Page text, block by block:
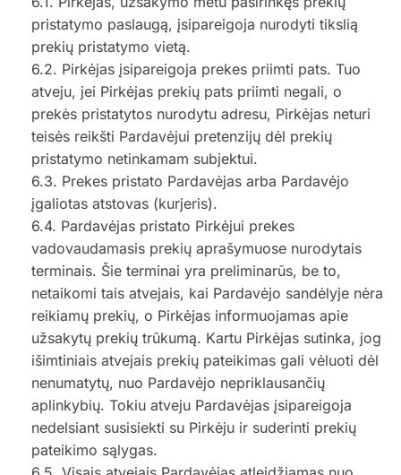
pristatymo paslaugą, įsipareigoja nurodyti tikslią
prekių pristatymo vietą.
6.2. Pirkėjas įsipareigoja prekes priimti pats. Tuo
atveju, jei Pirkėjas prekių pats priimti negali, o
prekės pristatytos nurodytu adresu, Pirkėjas neturi
teisės reikšti Pardavėjui pretenzijų dėl prekių
pristatymo netinkamam subjektui.
6.3. Prekes pristato Pardavėjas arba Pardavėjo
įgaliotas atstovas (kurjeris).
6.4. Pardavėjas pristato Pirkėjui prekes
vadovaudamasis prekių aprašymuose nurodytais
terminais. Šie terminai yra preliminarūs, be to,
netaikomi tais atvejais, kai Pardavėjo sandėlyje nėra
reikiamų prekių, o Pirkėjas informuojamas apie
užsakytų prekių trūkumą. Kartu Pirkėjas sutinka, jog
išimtiniais atvejais prekių pateikimas gali vėluoti dėl
nenumatytų, nuo Pardavėjo nepriklausančių
aplinkybių. Tokiu atveju Pardavėjas įsipareigoja
nedelsiant susisiekti su Pirkėju ir suderinti prekių
pateikimo sąlygas.